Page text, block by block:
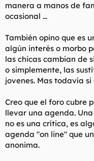
manera a manos de
ocasional ...
También opino que es
algún interés o morbo
las chicas cambian de
o simplemente, las
jovenes. Mas todavía
Creo que el foro cubre
llevar una agenda.
no es una crítica, es
agenda "on line" que
anonima.